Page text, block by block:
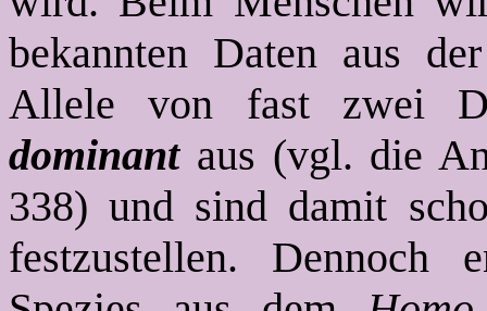
bekannten Daten aus
Allele von fast zwei
dominantaus (vgl. die
338) und sind damit
festzustellen. Dennoch